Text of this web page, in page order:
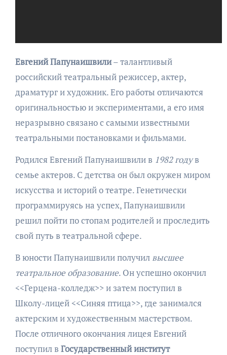
Евгений Папунаишвили– талантливый
российский театральный режиссер, актер,
драматург и художник. Его работы отличаются
оригинальностью и экспериментами, а его имя
неразрывно связано с самыми известными
театральными постановками и фильмами.
Родился Евгений Папунаишвили в 1982 годув
семье актеров. С детства он был окружен миром
искусства и историй о театре. Генетически
программируясь на успех, Папунаишвили
решил пойти по стопам родителей и проследить
свой путь в театральной сфере.
В юности Папунаишвили получил высшее
театральное образование. Он успешно окончил
<<Герцена-колледж>> и затем поступил в
Школу-лицей <<Синяя птица>>, где занимался
актерским и художественным мастерством.
После отличного окончания лицея Евгений
поступил в Государственный институт